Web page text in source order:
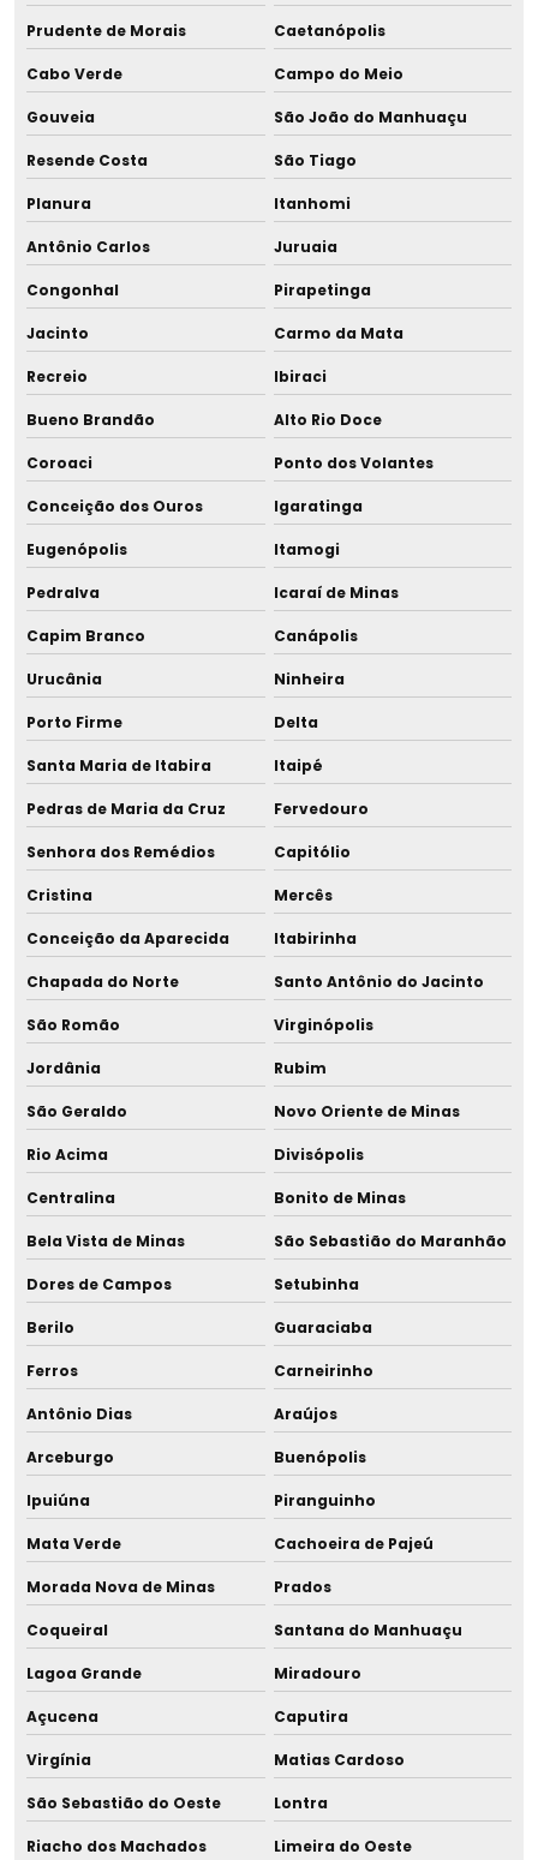
Prudente de Morais Caetanópolis
Cabo Verde Campo do Meio
Gouveia São João do Manhuaçu
Resende Costa São Tiago
Planura Itanhomi
Antônio Carlos Juruaia
Congonhal Pirapetinga
Jacinto Carmo da Mata
Recreio Ibiraci
Bueno Brandão Alto Rio Doce
Coroaci Ponto dos Volantes
Conceição dos Ouros Igaratinga
Eugenópolis Itamogi
Pedralva Icaraí de Minas
Capim Branco Canápolis
Urucânia Ninheira
Porto Firme Delta
Santa Maria de Itabira Itaipé
Pedras de Maria da Cruz Fervedouro
Senhora dos Remédios Capitólio
Cristina Mercês
Conceição da Aparecida Itabirinha
Chapada do Norte Santo Antônio do Jacinto
São Romão Virginópolis
Jordânia Rubim
São Geraldo Novo Oriente de Minas
Rio Acima Divisópolis
Centralina Bonito de Minas
Bela Vista de Minas São Sebastião do Maranhão
Dores de Campos Setubinha
Berilo Guaraciaba
Ferros Carneirinho
Antônio Dias Araújos
Arceburgo Buenópolis
Ipuiúna Piranguinho
Mata Verde Cachoeira de Pajeú
Morada Nova de Minas Prados
Coqueiral Santana do Manhuaçu
Lagoa Grande Miradouro
Açucena Caputira
Virgínia Matias Cardoso
São Sebastião do Oeste Lontra
Riacho dos Machados Limeira do Oeste